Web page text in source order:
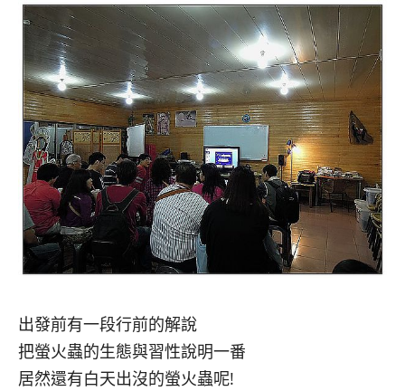
出發前有一段行前的解說
把螢火蟲的生態與習性說明一番
居然還有白天出沒的螢火蟲呢!